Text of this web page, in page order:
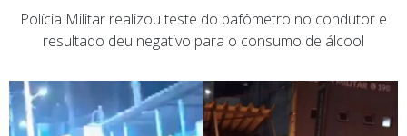
Polícia Militar realizou teste do bafômetro no condutor e
resultado deu negativo para o consumo de álcool